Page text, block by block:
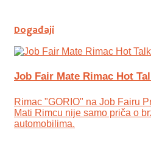
Događaji
Job Fair Mate Rimac Hot
Rimac "GORIO" na Job Fairu
Mati Rimcu nije samo priča o
automobilima.